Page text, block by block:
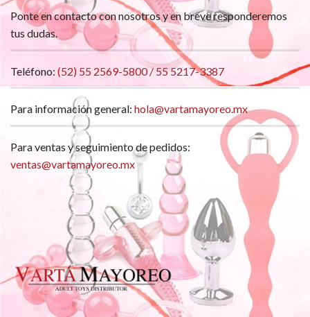
Ponte en contacto con nosotros y en breve responderemos
tus dudas.
Teléfono: (52) 55 2569-5800 / 55 5217-3387
Para información general: hola@vartamayoreo.mx
Para ventas y seguimiento de pedidos:
ventas@vartamayoreo.mx